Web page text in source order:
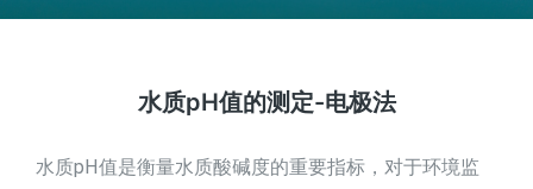
水质pH值的测定-电极法
水质pH值是衡量水质酸碱度的重要指标，对于环境监